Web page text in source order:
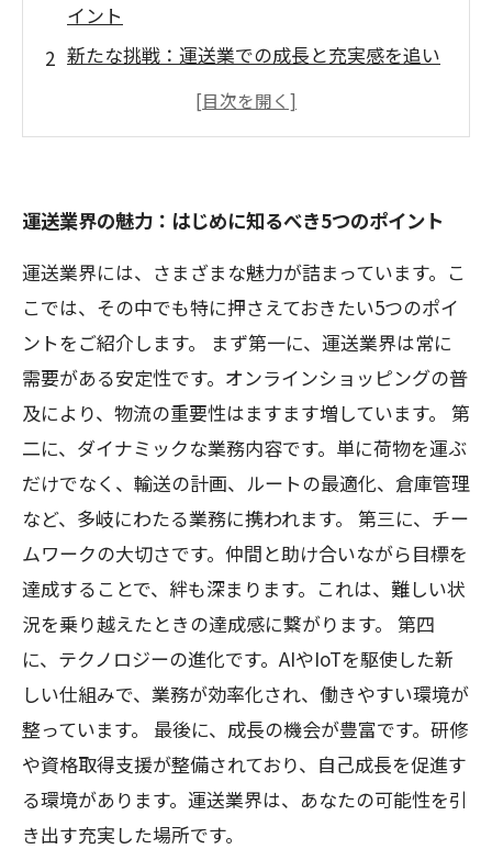
イント
新たな挑戦：運送業での成長と充実感を追い
仲間との絆：チームワークで困難に立ち向か
瞬間とは
やりがいを見つける：運送業界での成功事例
と体験談
未来の物流を創造する：運送業界の技術革新
と展望
運送業界の一員として：情熱を持って働く意
味とは
運送業界の魅力：はじめに知るべき5つのポイント
運送業界には、さまざまな魅力が詰まっています。こ
こでは、その中でも特に押さえておきたい5つのポイ
ントをご紹介します。 まず第一に、運送業界は常に
需要がある安定性です。オンラインショッピングの普
及により、物流の重要性はますます増しています。 第
二に、ダイナミックな業務内容です。単に荷物を運ぶ
だけでなく、輸送の計画、ルートの最適化、倉庫管理
など、多岐にわたる業務に携われます。 第三に、チー
ムワークの大切さです。仲間と助け合いながら目標を
達成することで、絆も深まります。これは、難しい状
況を乗り越えたときの達成感に繋がります。 第四
に、テクノロジーの進化です。AIやIoTを駆使した新
しい仕組みで、業務が効率化され、働きやすい環境が
整っています。 最後に、成長の機会が豊富です。研修
や資格取得支援が整備されており、自己成長を促進す
る環境があります。運送業界は、あなたの可能性を引
き出す充実した場所です。